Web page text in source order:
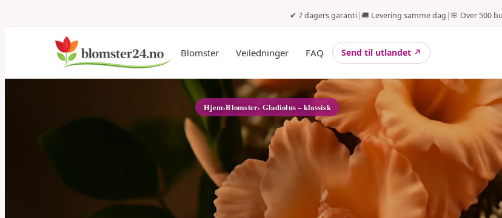
✔ 7 dagers garanti|🚚 Levering samme dag |🌸 Over 500
Blomster Veiledninger FAQ Send til utlandet ↗
Hjem›Blomster› Gladiolus – klassisk